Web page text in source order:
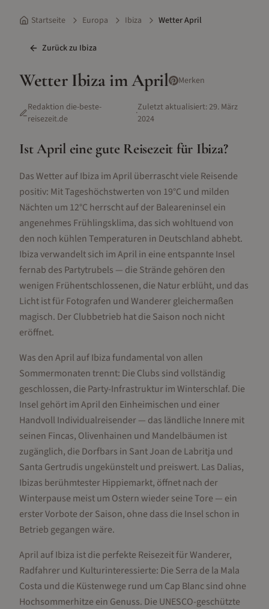
Startseite Europa Ibiza Wetter April
Zurück zu Ibiza
WetterIbizaimApril Merken
Redaktion die-beste-
reisezeit.de
·Zuletzt aktualisiert:29. März
2024
IstAprileine gute Reisezeit für Ibiza?
Das Wetter auf Ibiza im April überrascht viele Reisende
positiv: Mit Tageshöchstwerten von 19°C und milden
Nächten um 12°C herrscht auf der Baleareninsel ein
angenehmes Frühlingsklima, das sich wohltuend von
den noch kühlen Temperaturen in Deutschland abhebt.
Ibiza verwandelt sich im April in eine entspannte Insel
fernab des Partytrubels — die Strände gehören den
wenigen Frühentschlossenen, die Natur erblüht, und das
Licht ist für Fotografen und Wanderer gleichermaßen
magisch. Der Clubbetrieb hat die Saison noch nicht
eröffnet.
Was den April auf Ibiza fundamental von allen
Sommermonaten trennt: Die Clubs sind vollständig
geschlossen, die Party-Infrastruktur im Winterschlaf. Die
Insel gehört im April den Einheimischen und einer
Handvoll Individualreisender — das ländliche Innere mit
seinen Fincas, Olivenhainen und Mandelbäumen ist
zugänglich, die Dorfbars in Sant Joan de Labritja und
Santa Gertrudis ungekünstelt und preiswert. Las Dalias,
Ibizas berühmtester Hippiemarkt, öffnet nach der
Winterpause meist um Ostern wieder seine Tore — ein
erster Vorbote der Saison, ohne dass die Insel schon in
Betrieb gegangen wäre.
April auf Ibiza ist die perfekte Reisezeit für Wanderer,
Radfahrer und Kulturinteressierte: Die Serra de la Mala
Costa und die Küstenwege rund um Cap Blanc sind ohne
Hochsommerhitze ein Genuss. Die UNESCO-geschützte